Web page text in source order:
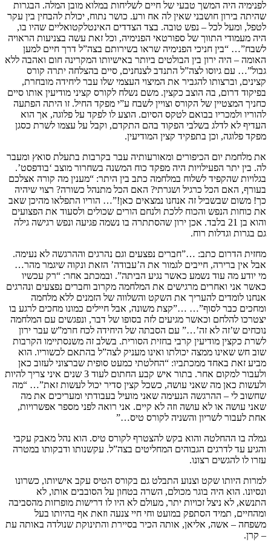
לפנימיה היה המשך טבעי של חיים לשליחות במלוא מובן המלה. הבגרות
שהיתה בירון חושבני שאין לה אח ורע. כושר נתוח, יכולת להבחין בין עקר
לטפל, ומעל לכל – נפש טובה. בצד הצדדים האינטלקטואליים שהיו בו,
היה מעמודי התווך של ספורטאי הפנימיה, וכל זאת עשה בצניעות הראויה
לשבח”… “בין חניכי הפנימיה שראו בשירותם בצה”ל דרך חיים למען
האומה – היה ירון בין הבולטים ביותר באישיותו המקרינה חום ואהבה ללא
גבול”… עם גיוסו לצה”ל התנדב לצנחנים, סיים בהצלחה יתרה קורס
קצינים, וברצותו להגביר את המיצוי העצמי שלו עבר ליחידה מובחרת,
בפיקוד דרום, בה הוצב כקצין. משם נשלח לקורס קציני מודיעין אותו סיים
כחניך המצטיין של הקורס וצויין לשבח ע”י מפקד החיל. זו היתה הפתעה
להוריו ולמכריו בבואם לטקס הסיום. הוצע לו לפקד על פלוגה, אך הוא
העדיף לא לדלג בשלבי הפקוד בהם התקדם, וקבל על עצמו לשרת כסגן
מפקד פלוגה, וכן בתפקיד קצין המודיעין.
את מלחמת יום הכיפורים ומאורעותיה עבר בקרבות בתעלת סואץ ומעבר
לה. בין יתר הפעילויות היה מפקד כוח המשנה בשחרור מוצב ‘בודפסט’.
בגלויות שהקפיד לשלוח במלחמה כתב בין היתר: “מענין מה קורה אצלכם
בעורף, האם הכל כרגיל ושגרתי? האם הכל מתנהל כשורה? רצוי שיהיה
כך! משום שבשביל זה אנחנו נמצאים כאן!”… הוריו התפלאו מהיכן שאב
את כוחות הנפש והכוח ללכת ולנחם הורים שכולים ולסעוד את הפצועים
והוא בן 21 בלבד. אכן ירון שהסתתרה בו נשמה פגיעה ונפש רגישה גילה
גם בגרות וגדלות רוח.
מחזית הדרום כתב: …”חברים נפצעים וגם נהרגים וההרגשה לא נעימה.
אבל אין ברירה, חייבים לגמור את ה’עבודה’ הזאת ונקוה שיגמר מהר…
מי יודע מה עוד נשמע כאשר נגיע הביתה”. ובמכתב אחר: “רק עכשיו
כאשר אני ואחרים מרגישים את המלחמה מקרוב וחברים נפצעים ונהרגים
אנחנו לומדים להעריך את השקט והשלווה של הזמנים ללא מלחמה
ומחכים כבר לסוף”… …”קצת משונה, אבל חיילים כמונו מחכים לרגע בו
יצטרכו להלחם וכאשר מגיעים לזה בסופו של דבר, ונפגשים עם המלחמה
נוכחים ש’זה לא זה’…” עם הסבתה של היחידה לכח חרמ”ש עבר ירון
לשרת כקצין מודיעין קרבי בחזית הסורית. בשלב זה משנסתיימו הקרבות
שוב חש שאינו ממצה יכולתו ואינו מעניק לצה”ל בהתאם לכשוריו. הוא
מביע זאת באחד ממכתביו: “החלטתי כמעט סופית שברצוני לעזוב כאן
ולעבור למקום אחר. בתור איש קבע החתום לעוד 3 שנים איני צריך להיות
ולעשות כאן מה שאני עושה, כשכל קצין סדיר יכול לעשות זאת”… “מה
שחשוב לי – ההרגשה הנעימה שאני מועיל בעבודתי ומעריכים את מה
שאני עושה או לא עושה וזה לא קיים. אני רואה לפני מספר אפשרויות,
אחת לעבור לשריון והשניה לקורס טיס…”
גמלה בו ההחלטה והוא בקש להצטרף לקורס טיס. הוא נהל מאבק עקבי
והגיע עד לדרגים הגבוהים המחליטים בצה”ל. עקשנותו ודבקותו במטרה
עזרו לו להגשים רצונו.
למרות היותו שקט וצנוע התבלט גם בקורס הטיס עקב אישיותו, כשרונו
ונסיונו. הוא היה בוגר מכולם, השרה בטחון על הסובבים אותו, לא
התנשא, לא ניצל זכויות יתר, מעולם לא היו לו דרישות מופרזות מהסביבה
ומהחיים, תמיד הסתפק במועט וחי חיי צנעה וזאת אף בהיותו בעל
משפחה – אשה, אליאן, אותה הכיר בסיירת והתינוקת שנולדה באותה עת
– קרן.